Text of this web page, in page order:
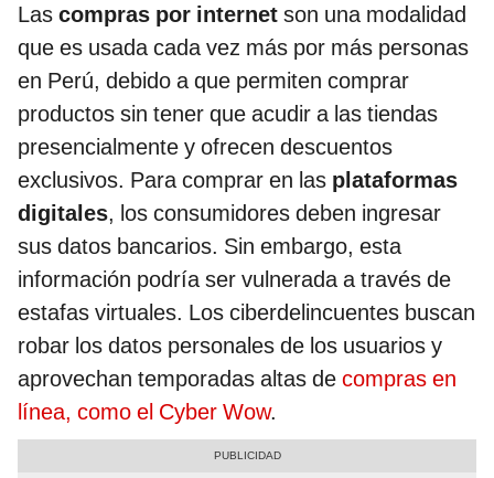
Las compras por internet son una modalidad
que es usada cada vez más por más personas
en Perú, debido a que permiten comprar
productos sin tener que acudir a las tiendas
presencialmente y ofrecen descuentos
exclusivos. Para comprar en las plataformas
digitales, los consumidores deben ingresar
sus datos bancarios. Sin embargo, esta
información podría ser vulnerada a través de
estafas virtuales. Los ciberdelincuentes buscan
robar los datos personales de los usuarios y
aprovechan temporadas altas de compras en
línea, como el Cyber Wow.